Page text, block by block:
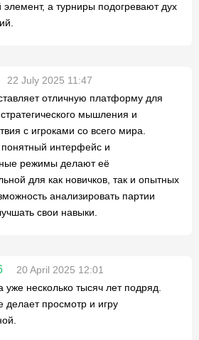
а турниры подогревают дух
22 July 2025 11:47
отличную платформу для
мышления и
с игроками со всего мира.
понятный интерфейс и
режимы делают её
для как новичков, так и опытных
анализировать партии
свои навыки.
20 April 2025 12:01
уже несколько тысяч лет подряд.
делает просмотр и игру